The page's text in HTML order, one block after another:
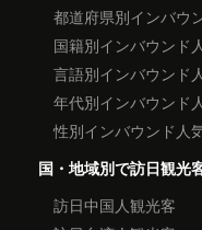
都道府県別インバウ
国籍別インバウンド
言語別インバウンド
年代別インバウンド
性別インバウンド人
国・地域別で訪日観光
訪日中国人観光客